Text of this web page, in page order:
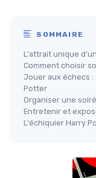
SOMMAIRE
L'attrait unique
Comment choisir
Jouer aux échecs
Potter
Organiser une
Entretenir et
L'échiquier Harry